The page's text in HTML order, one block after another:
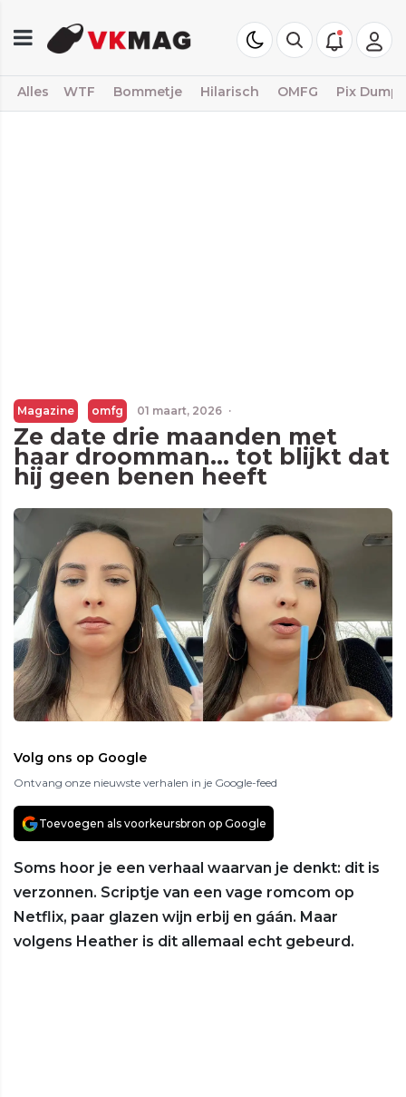
Alles WTF Bommetje Hilarisch OMFG Pix Dump
Magazine omfg 01 maart, 2026 ·
Ze date drie maanden met
haar droomman… tot blijkt dat
hij geen benen heeft
Volg ons op Google
Ontvang onze nieuwste verhalen in je Google-feed
Toevoegen als voorkeursbron op Google
Soms hoor je een verhaal waarvan je denkt: dit is
verzonnen. Scriptje van een vage romcom op
Netflix, paar glazen wijn erbij en gáán. Maar
volgens Heather is dit allemaal echt gebeurd.